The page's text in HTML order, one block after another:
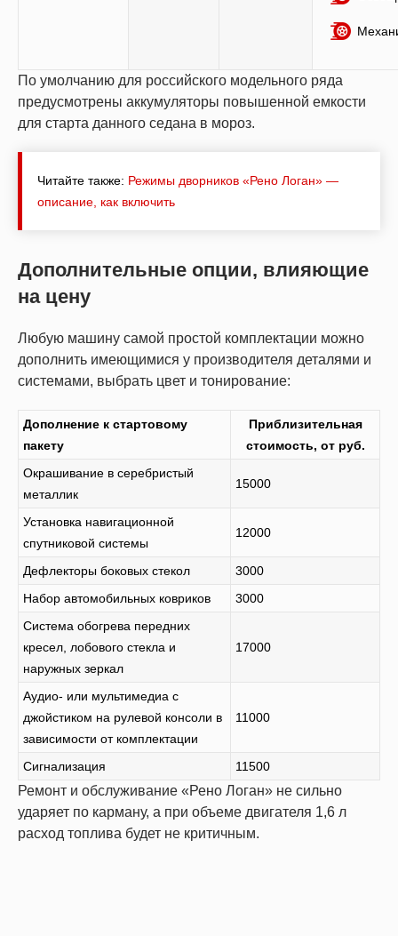
По умолчанию для российского модельного ряда
предусмотрены аккумуляторы повышенной емкости
для старта данного седана в мороз.
Читайте также: Режимы дворников «Рено Логан» —
описание, как включить
Дополнительные опции, влияющие
на цену
Любую машину самой простой комплектации можно
дополнить имеющимися у производителя деталями и
системами, выбрать цвет и тонирование:
Дополнение к стартовому
пакету
Приблизительная
стоимость, от руб.
Окрашивание в серебристый
металлик
15000
Установка навигационной
спутниковой системы
12000
Дефлекторы боковых стекол
3000
Набор автомобильных ковриков
3000
Система обогрева передних
кресел, лобового стекла и
наружных зеркал
17000
Аудио- или мультимедиа с
джойстиком на рулевой консоли в
зависимости от комплектации
11000
Сигнализация 11500
Ремонт и обслуживание «Рено Логан» не сильно
ударяет по карману, а при объеме двигателя 1,6 л
расход топлива будет не критичным.